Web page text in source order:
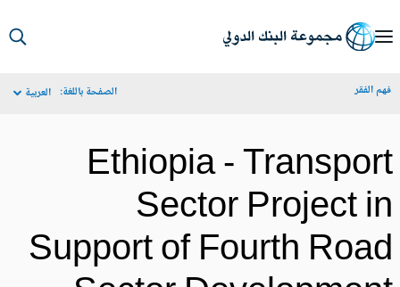
الفقر الصفحة باللغة: العربية
Ethiopia -
Sector Project
Support of Fourth